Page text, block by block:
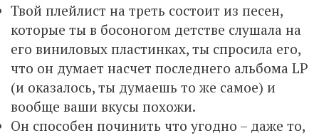
Твой плейлист на треть состоит из песен,
которые ты в босоногом детстве слушала на
его виниловых пластинках, ты спросила его,
что он думает насчет последнего альбома LP
(и оказалось, ты думаешь то же самое) и
вообще ваши вкусы похожи.
Он способен починить что угодно – даже то,